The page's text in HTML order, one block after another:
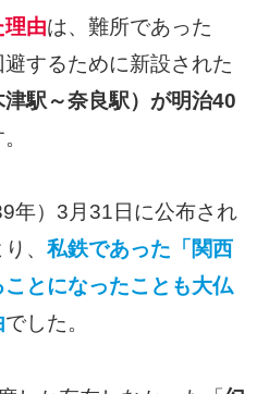
理由は、難所であった
避するために新設された
駅～奈良駅）が明治40
年）3月31日に公布され
、 私鉄であった「関西
とになったことも大仏
でした。